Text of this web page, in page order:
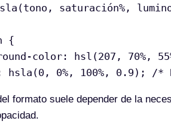
saturación%,
{
color: hsl(207, 70%,
hsla(0, 0%, 100%, 0.9); /*
formato suele depender de la